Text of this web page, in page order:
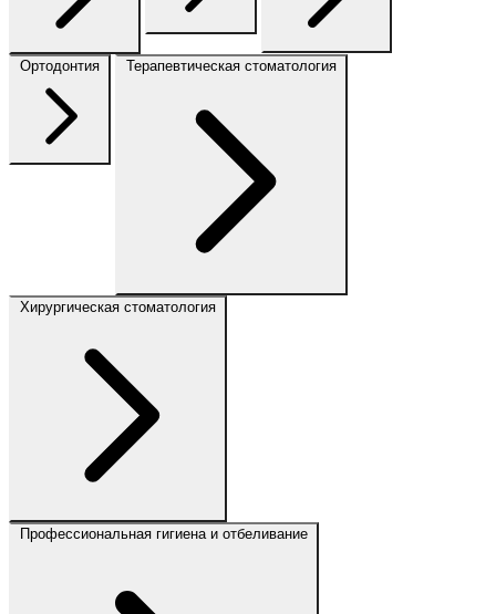
Ортодонтия Терапевтическая стоматология
Хирургическая стоматология
Профессиональная гигиена и отбеливание